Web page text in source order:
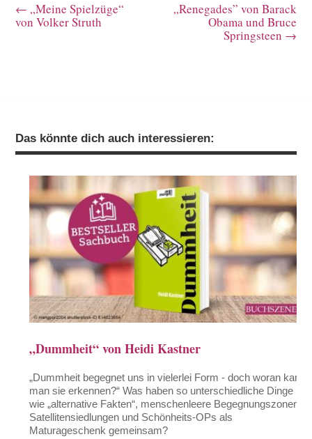
←„Meine Spielzüge“
von Volker Struth
„Renegades” von Barack
Obama und Bruce
Springsteen →
Das könnte dich auch interessieren:
„Dummheit“ von Heidi Kastner
„Dummheit begegnet uns in vielerlei Form - doch woran kann
man sie erkennen?“ Was haben so unterschiedliche Dinge
wie „alternative Fakten“, menschenleere Begegnungszonen in
Satellitensiedlungen und Schönheits-OPs als
Maturageschenk gemeinsam?